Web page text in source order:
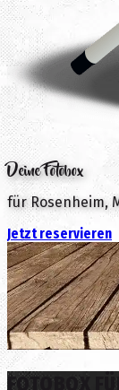
Deine Fotobox
für Rosenheim,
Jetzt reservieren
FOTOBOX